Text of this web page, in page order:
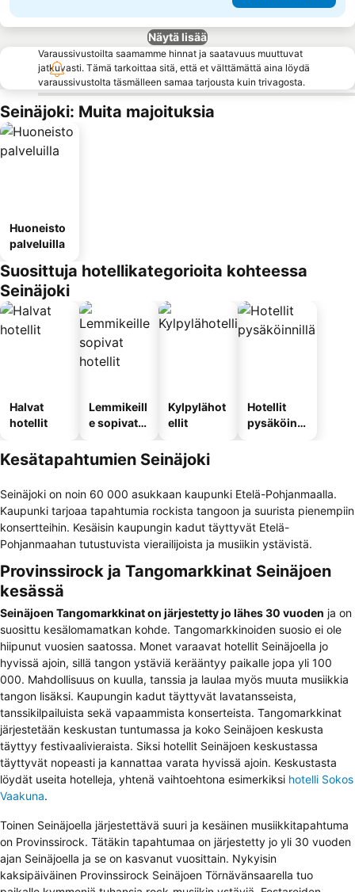
Näytä lisää
Varaussivustoilta saamamme hinnat ja saatavuus muuttuvat
jatkuvasti. Tämä tarkoittaa sitä, että et välttämättä aina löydä
varaussivustolta täsmälleen samaa tarjousta kuin trivagosta.
Seinäjoki: Muita majoituksia
Huoneisto
palveluilla
Suosittuja hotellikategorioita kohteessa
Seinäjoki
Halvat
hotellit
Lemmikeill
e sopivat
Kylpylähot
ellit
Hotellit
pysäköinni
Kesätapahtumien Seinäjoki
Seinäjoki on noin 60 000 asukkaan kaupunki Etelä-Pohjanmaalla.
Kaupunki tarjoaa tapahtumia rockista tangoon ja suurista pienempiin
konsertteihin. Kesäisin kaupungin kadut täyttyvät Etelä-
Pohjanmaahan tutustuvista vierailijoista ja musiikin ystävistä.
Provinssirock ja Tangomarkkinat Seinäjoen
kesässä
Seinäjoen Tangomarkkinat on järjestetty jo lähes 30 vuoden ja on
suosittu kesälomamatkan kohde. Tangomarkkinoiden suosio ei ole
hiipunut vuosien saatossa. Monet varaavat hotellit Seinäjoella jo
hyvissä ajoin, sillä tangon ystäviä kerääntyy paikalle jopa yli 100
000. Mahdollisuus on kuulla, tanssia ja laulaa myös muuta musiikkia
tangon lisäksi. Kaupungin kadut täyttyvät lavatansseista,
tanssikilpailuista sekä vapaammista konserteista. Tangomarkkinat
järjestetään keskustan tuntumassa ja koko Seinäjoen keskusta
täyttyy festivaalivieraista. Siksi hotellit Seinäjoen keskustassa
täyttyvät nopeasti ja kannattaa varata hyvissä ajoin. Keskustasta
löydät useita hotelleja, yhtenä vaihtoehtona esimerkiksi hotelli Sokos
Vaakuna.
Toinen Seinäjoella järjestettävä suuri ja kesäinen musiikkitapahtuma
on Provinssirock. Tätäkin tapahtumaa on järjestetty jo yli 30 vuoden
ajan Seinäjoella ja se on kasvanut vuosittain. Nykyisin
kaksipäiväinen Provinssirock Seinäjoen Törnävänsaarella tuo